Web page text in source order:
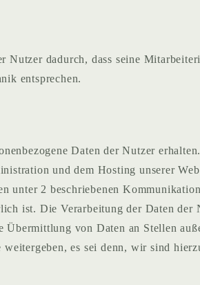
dadurch, dass seine
entsprechen.
Daten der Nutzer
und dem Hosting unserer
unter 2 beschriebenen
ist. Die Verarbeitung der Daten
von Daten an Stellen
es sei denn, wir sind